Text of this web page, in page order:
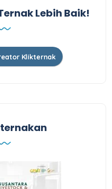
Lebih Baik!
Klikternak